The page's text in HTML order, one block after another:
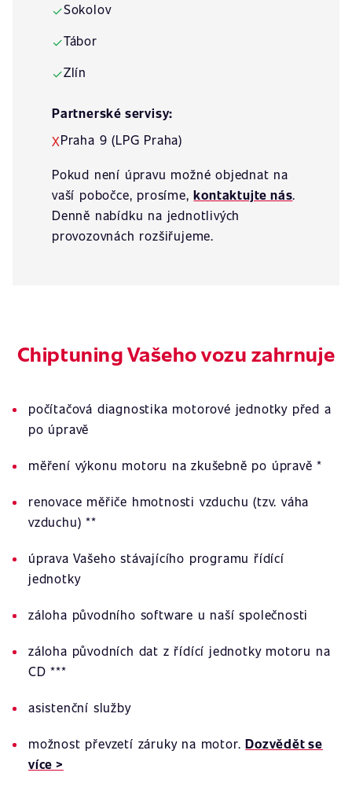
✓Sokolov
✓Tábor
✓Zlín
Partnerské servisy:
XPraha 9 (LPG Praha)
Pokud není úpravu možné objednat na
vaší pobočce, prosíme,kontaktujte nás.
Denně nabídku na jednotlivých
provozovnách rozšiřujeme.
Chiptuning Vašeho vozu zahrnuje
počítačová diagnostika motorové jednotky před a
po úpravě
měření výkonu motoru na zkušebně po úpravě *
renovace měřiče hmotnosti vzduchu (tzv. váha
vzduchu) **
úprava Vašeho stávajícího programu řídící
jednotky
záloha původního software u naší společnosti
záloha původních dat z řídící jednotky motoru na
CD ***
asistenční služby
možnost převzetí záruky na motor.Dozvědět se
více >